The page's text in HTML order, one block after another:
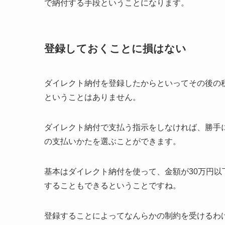
で納付する手段ということになります。
登録しておくことに損はない
ダイレクト納付を登録したからといってその後
ということはありません。
ダイレクト納付で支払う指示をしなければ、勝
の支払いかたを選ぶことができます。
基本はダイレクト納付を使って、金額が30万円
することもできるということですね。
登録することによってなんらかの制約を受ける